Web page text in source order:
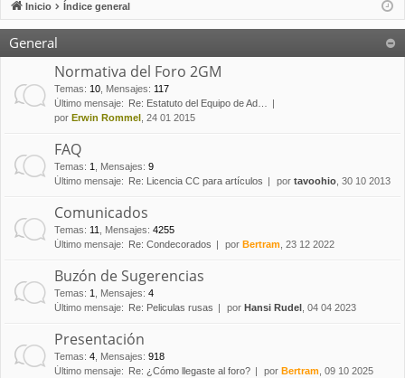
Inicio Índice general
General
Normativa del Foro 2GM
Temas: 10 Mensajes: 117
Último mensaje:
Re: Estatuto del Equipo de Ad…
por Erwin Rommel , 24 01 2015
FAQ
Temas: 1 Mensajes: 9
Último mensaje:
Re: Licencia CC para artículos por tavoohio , 30 10 2013
Comunicados
Temas: 11 Mensajes: 4255
Último mensaje:
Re: Condecorados por Bertram , 23 12 2022
Buzón de Sugerencias
Temas: 1 Mensajes: 4
Último mensaje:
Re: Peliculas rusas por Hansi Rudel , 04 04 2023
Presentación
Temas: 4 Mensajes: 918
Último mensaje:
Re: ¿Cómo llegaste al foro? por Bertram , 09 10 2025